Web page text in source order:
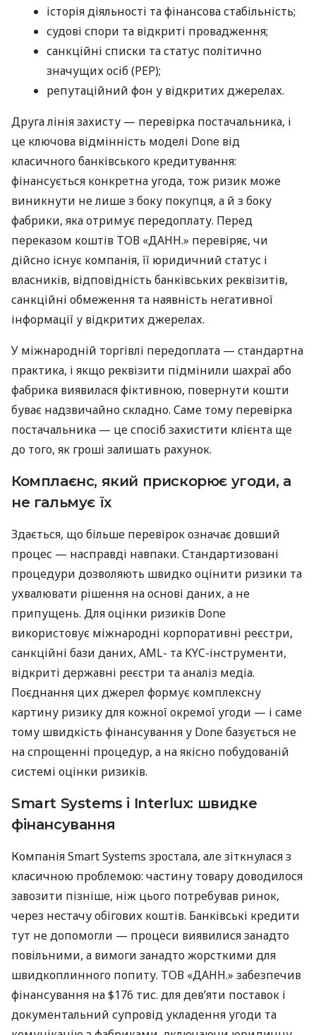
історія діяльності та фінансова стабільність;
судові спори та відкриті провадження;
санкційні списки та статус політично
значущих осіб (PEP);
репутаційний фон у відкритих джерелах.
Друга лінія захисту — перевірка постачальника, і
це ключова відмінність моделі Done від
класичного банківського кредитування:
фінансується конкретна угода, тож ризик може
виникнути не лише з боку покупця, а й з боку
фабрики, яка отримує передоплату. Перед
переказом коштів ТОВ «ДАНН.» перевіряє, чи
дійсно існує компанія, її юридичний статус і
власників, відповідність банківських реквізитів,
санкційні обмеження та наявність негативної
інформації у відкритих джерелах.
У міжнародній торгівлі передоплата — стандартна
практика, і якщо реквізити підмінили шахраї або
фабрика виявилася фіктивною, повернути кошти
буває надзвичайно складно. Саме тому перевірка
постачальника — це спосіб захистити клієнта ще
до того, як гроші залишать рахунок.
Комплаєнс, який прискорює угоди, а
не гальмує їх
Здається, що більше перевірок означає довший
процес — насправді навпаки. Стандартизовані
процедури дозволяють швидко оцінити ризики та
ухвалювати рішення на основі даних, а не
припущень. Для оцінки ризиків Done
використовує міжнародні корпоративні реєстри,
санкційні бази даних, AML- та KYC-інструменти,
відкриті державні реєстри та аналіз медіа.
Поєднання цих джерел формує комплексну
картину ризику для кожної окремої угоди — і саме
тому швидкість фінансування у Done базується не
на спрощенні процедур, а на якісно побудованій
системі оцінки ризиків.
Smart Systems і Interlux: швидке
фінансування
Компанія Smart Systems зростала, але зіткнулася з
класичною проблемою: частину товару доводилося
завозити пізніше, ніж цього потребував ринок,
через нестачу обігових коштів. Банківські кредити
тут не допомогли — процеси виявилися занадто
повільними, а вимоги занадто жорсткими для
швидкоплинного попиту. ТОВ «ДАНН.» забезпечив
фінансування на $176 тис. для дев’яти поставок і
документальний супровід укладення угоди та